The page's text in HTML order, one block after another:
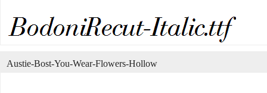
Austie-Bost-You-Wear-Flowers-Hollow